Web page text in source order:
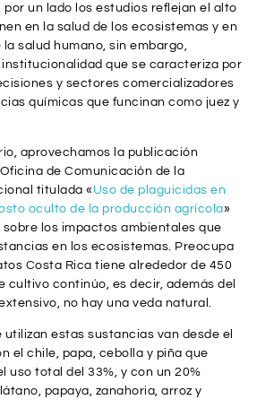
por un lado los estudios reflejan el alto
en la salud de los ecosistemas y en
salud humano, sin embargo,
que se caracteriza por
y sectores comercializadores
químicas que funcinan como juez y
aprovechamos la publicación
de Comunicación de la
titulada « Uso de plaguicidas en
oculto de la producción agrícola»
los impactos ambientales que
en los ecosistemas. Preocupa
Costa Rica tiene alrededor de 450
cultivo continúo, es decir, además del
no hay una veda natural.
utilizan estas sustancias van desde el
el chile, papa, cebolla y piña que
uso total del 33%, y con un 20%
papaya, zanahoria, arroz y